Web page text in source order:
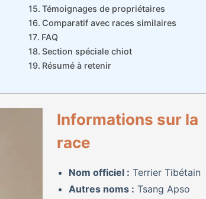
Témoignages de propriétaires
Comparatif avec races similaires
FAQ
Section spéciale chiot
Résumé à retenir
Informations sur la
race
Nom officiel : Terrier Tibétain
Autres noms : Tsang Apso